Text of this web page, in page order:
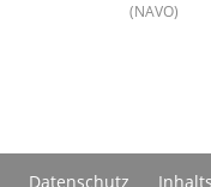
(NAVO)
Datenschutz